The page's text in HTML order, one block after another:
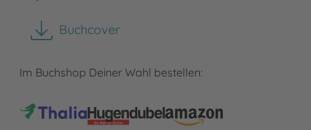
Buchcover
herunterladen
Im Buchshop Deiner Wahl bestellen: